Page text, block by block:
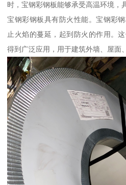
时，宝钢彩钢板能够承受高温环境，
宝钢彩钢板具有防火性能。宝钢彩
止火焰的蔓延，起到防火的作用。
得到广泛应用，用于建筑外墙、屋面